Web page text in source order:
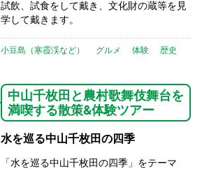
試飲、試食をして戴き、文化財の蔵等を見
学して戴きます。
小豆島（寒霞渓など） グルメ 体験 歴史
中山千枚田と農村歌舞伎舞台を
満喫する散策&体験ツアー
水を巡る中山千枚田の四季
「水を巡る中山千枚田の四季」をテーマ